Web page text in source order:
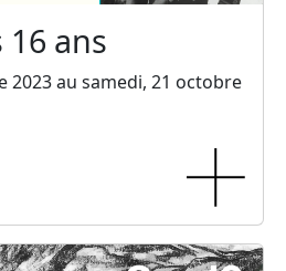
16 ans
2023 au samedi, 21 octobre